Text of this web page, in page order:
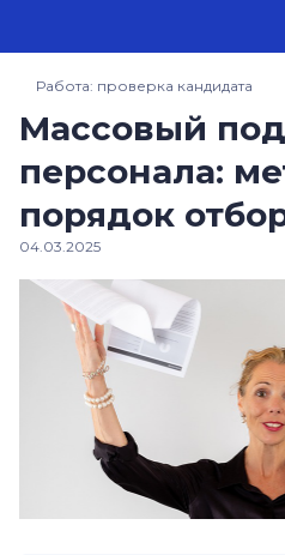
Работа: проверка кандидата
Массовый
персонала:
порядок
04.03.2025